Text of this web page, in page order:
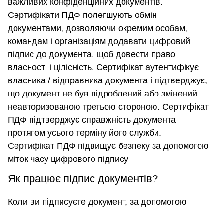
Сертифікати ПДФ полегшують обмін
документами, дозволяючи окремим особам,
командам і організаціям додавати цифровий
підпис до документа, щоб довести право
власності і цілісність. Сертифікат аутентифікує
власника / відправника документа і підтверджує,
що документ не був підроблений або змінений
неавторизованою третьою стороною. Сертифікат
ПДФ підтверджує справжність документа
протягом усього терміну його служби.
Сертифікат ПДФ підвищує безпеку за допомогою
міток часу цифрового підпису
Як працює підпис документів?
Коли ви підписуєте документ, за допомогою